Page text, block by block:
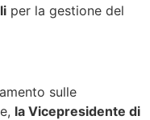
per la gestione del
sulle
la Vicepresidente di